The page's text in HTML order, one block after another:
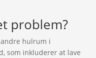
problem?
hulrum i
som inkluderer at lave